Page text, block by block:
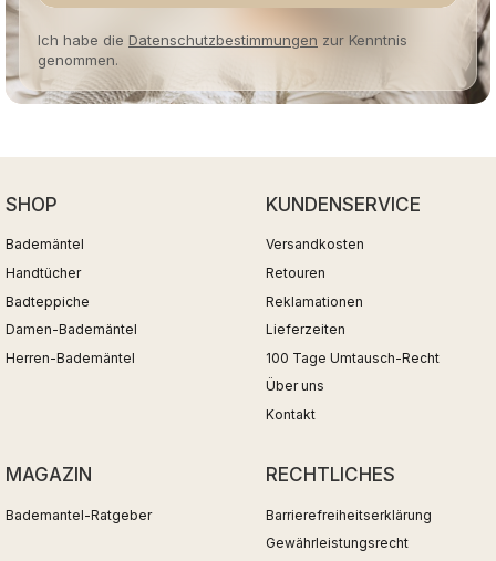
Ich habe die Datenschutzbestimmungen zur Kenntnis
genommen.
SHOP
Bademäntel
Handtücher
Badteppiche
Damen-Bademäntel
Herren-Bademäntel
KUNDENSERVICE
Versandkosten
Retouren
Reklamationen
Lieferzeiten
100 Tage Umtausch-Recht
Über uns
Kontakt
MAGAZIN
Bademantel-Ratgeber
RECHTLICHES
Barrierefreiheitserklärung
Gewährleistungsrecht